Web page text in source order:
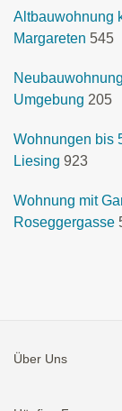
Altbauwohnung
Margareten 545
Umgebung 205
Wohnungen bis
Liesing 923
Wohnung mit
Roseggergasse
Über Uns